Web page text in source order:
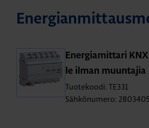
Ener­gia­mit­ta­ri
le ilman muun­ta­jia
Tuotekoodi: TE331
Sähkönumero: 2803405